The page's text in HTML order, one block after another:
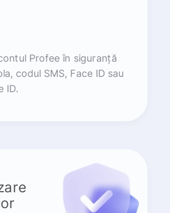
Profee în siguranță
codul SMS, Face ID sau
ID.